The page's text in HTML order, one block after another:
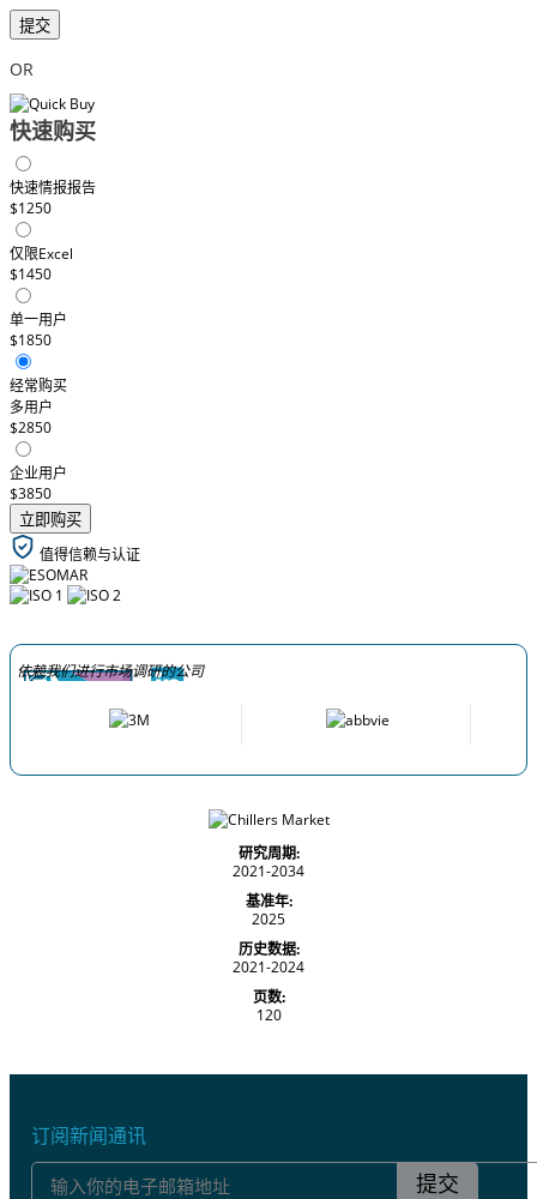
提交
OR
快速购买
快速情报报告
$1250
仅限Excel
$1450
单一用户
$1850
经常购买
多用户
$2850
企业用户
$3850
立即购买
值得信赖与认证
依赖我们进行市场调研的公司
研究周期:
2021-2034
基准年:
2025
历史数据:
2021-2024
页数:
120
订阅新闻通讯
提交